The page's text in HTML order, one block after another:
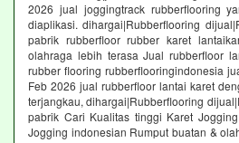
2026 jual joggingtrack rubberflooring
diaplikasi. dihargai|Rubberflooring
pabrik rubberfloor rubber karet
olahraga lebih terasa Jual rubberfloor
rubber flooring rubberflooringindonesia
Feb 2026 jual rubberfloor lantai karet
terjangkau, dihargai|Rubberflooring
pabrik Cari Kualitas tinggi Karet
Jogging indonesian Rumput buatan &